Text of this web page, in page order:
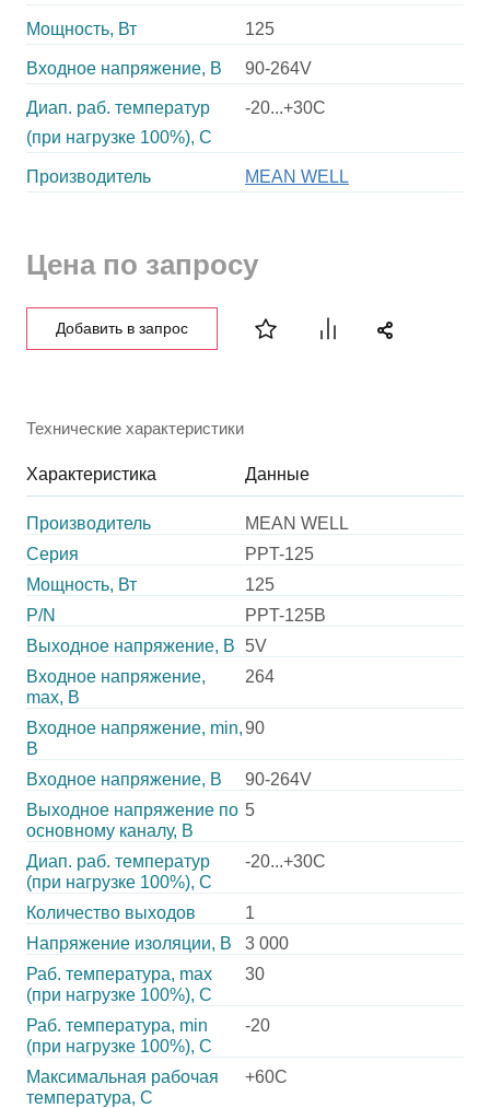
Мощность, Вт 125
Входное напряжение, В 90-264V
Диап. раб. температур
(при нагрузке 100%), C
-20...+30C
Производитель MEAN WELL
Цена по запросу
Добавить в запрос
Технические характеристики
Характеристика Данные
Производитель
MEAN WELL
Серия
PPT-125
Мощность, Вт
125
P/N
PPT-125B
Выходное напряжение, В
5V
Входное напряжение,
max, В
264
Входное напряжение, min,
В
90
Входное напряжение, В
90-264V
Выходное напряжение по
основному каналу, В
5
Диап. раб. температур
(при нагрузке 100%), C
-20...+30C
Количество выходов
1
Напряжение изоляции, В
3 000
Раб. температура, max
(при нагрузке 100%), C
30
Раб. температура, min
(при нагрузке 100%), C
-20
Максимальная рабочая
температура, C
+60C